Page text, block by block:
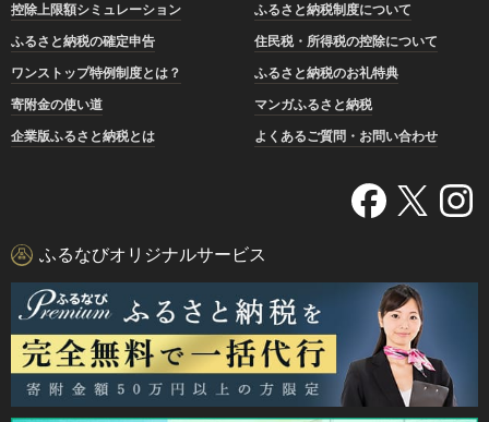
控除上限額シミュレーション
ふるさと納税制度について
ふるさと納税の確定申告
住民税・所得税の控除について
ワンストップ特例制度とは？
ふるさと納税のお礼特典
寄附金の使い道
マンガふるさと納税
企業版ふるさと納税とは
よくあるご質問・お問い合わせ
ふるなびオリジナルサービス